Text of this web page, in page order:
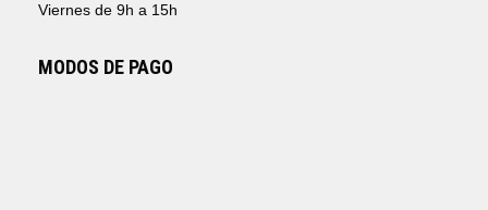
Viernes de 9h a 15h
MODOS DE PAGO